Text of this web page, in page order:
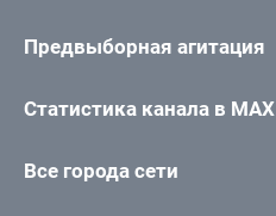
Предвыборная агитация
Статистика канала в MAX
Все города сети